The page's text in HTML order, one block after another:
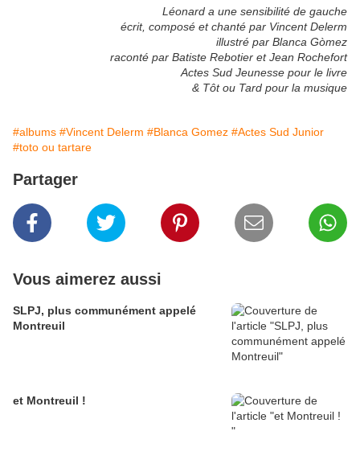
Léonard a une sensibilité de gauche
écrit, composé et chanté par Vincent Delerm
illustré par Blanca Gòmez
raconté par Batiste Rebotier et Jean Rochefort
Actes Sud Jeunesse pour le livre
& Tôt ou Tard pour la musique
#albums #Vincent Delerm #Blanca Gomez #Actes Sud Junior
#toto ou tartare
Partager
Vous aimerez aussi
SLPJ, plus communément appelé
Montreuil
et Montreuil !